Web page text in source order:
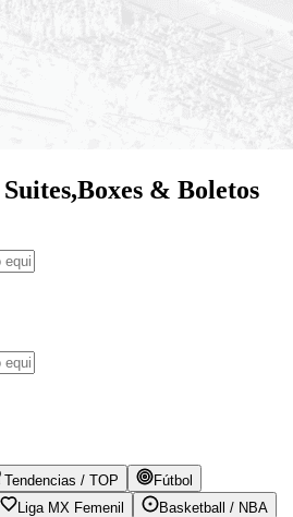
Boxes & Boletos
Tendencias / TOP
Fútbol
Liga MX Femenil
Basketball / NBA